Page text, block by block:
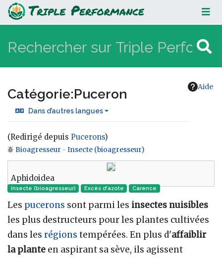
Puceron
Aide
Catégorie:Puceron
Dans d’autres langues
(Redirigé depuis Pucerons)
Aller à :navigation,rechercher
Bioagresseur - Insecte (bioagresseur)
Aphidoidea
Insecte (bioagresseur) Excès d'azote Carence
Les pucerons sont parmi les insectes nuisibles
les plus destructeurs pour les plantes cultivées
dans les régions tempérées. En plus d'affaiblir
la plante en aspirant sa sève, ils agissent